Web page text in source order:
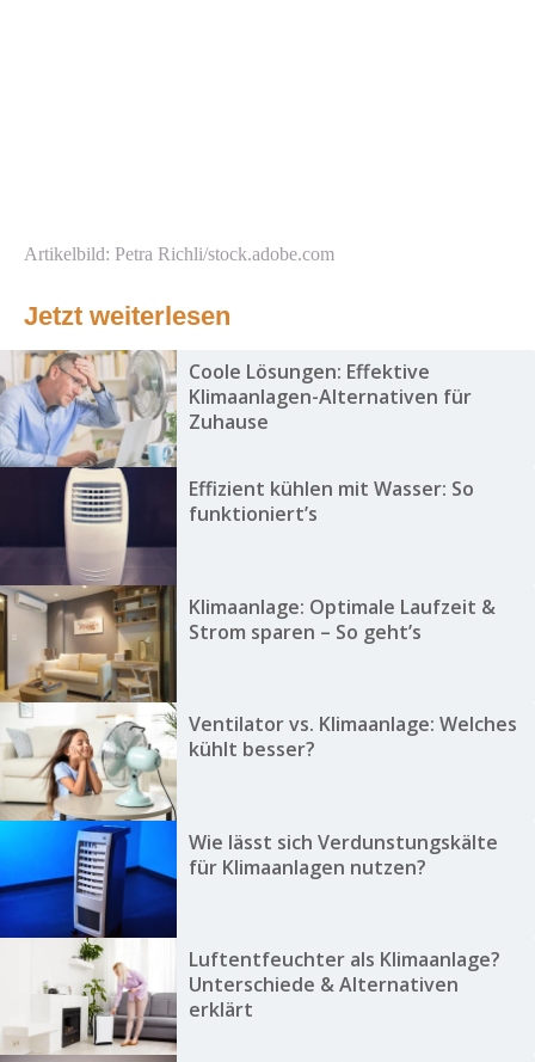
Artikelbild: Petra Richli/stock.adobe.com
Jetzt weiterlesen
Coole Lösungen: Effektive
Klimaanlagen-Alternativen für
Zuhause
Effizient kühlen mit Wasser: So
funktioniert’s
Klimaanlage: Optimale Laufzeit &
Strom sparen – So geht’s
Ventilator vs. Klimaanlage: Welches
kühlt besser?
Wie lässt sich Verdunstungskälte
für Klimaanlagen nutzen?
Luftentfeuchter als Klimaanlage?
Unterschiede & Alternativen
erklärt